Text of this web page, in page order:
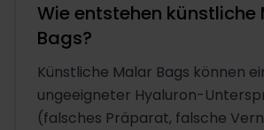
Wie entstehen künstliche
Bags?
Künstliche Malar Bags können
ungeeigneter Hyaluron-
(falsches Präparat, falsche